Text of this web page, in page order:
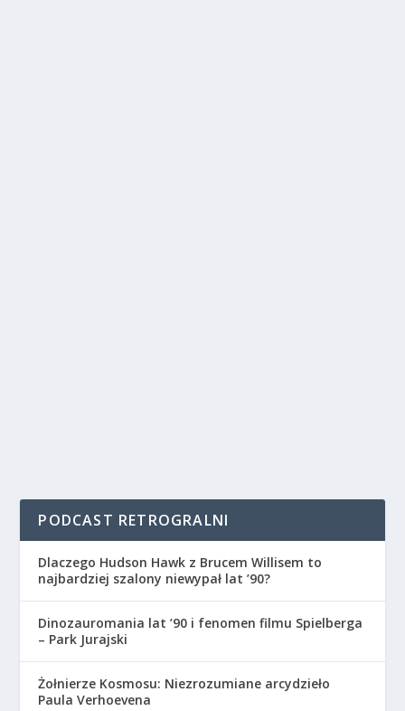
PODCAST RETROGRALNI
Dlaczego Hudson Hawk z Brucem Willisem to
najbardziej szalony niewypał lat ’90?
Dinozauromania lat ’90 i fenomen filmu Spielberga
– Park Jurajski
Żołnierze Kosmosu: Niezrozumiane arcydzieło
Paula Verhoevena